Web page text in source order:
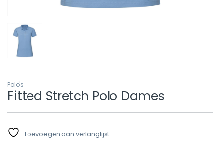
Polo's
Fitted Stretch Polo Dames
Toevoegen aan verlanglijst